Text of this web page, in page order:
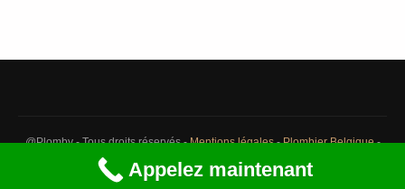
@Plomby - Tous droits réservés -Mentions légales-Plombier Belgique-
Débouchage Belgique
Appelez maintenant